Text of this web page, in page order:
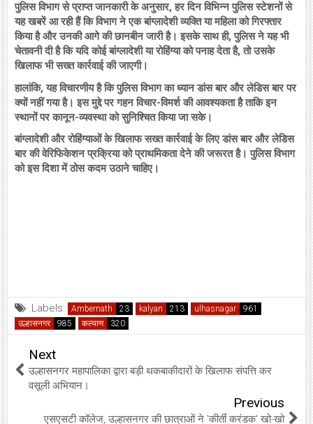
पुलिस विभाग से प्राप्त जानकारी के अनुसार, हर दिन विभिन्न पुलिस स्टेशनों से
यह खबरें आ रही हैं कि विभाग ने एक बांग्लादेशी व्यक्ति या महिला को गिरफ्तार
किया है और उनकी आगे की छानबीन जारी है। इसके साथ ही, पुलिस ने यह भी
चेतावनी दी है कि यदि कोई बांग्लादेशी या रोहिंग्या को पनाह देता है, तो उसके
खिलाफ भी सख्त कार्रवाई की जाएगी।
हालांकि, यह विचारणीय है कि पुलिस विभाग का ध्यान डांस बार और लेडिस बार पर
क्यों नहीं गया है। इस मुद्दे पर गहन विचार-विमर्श की आवश्यकता है ताकि इन
स्थानों पर कानून-व्यवस्था को सुनिश्चित किया जा सके।
बांग्लादेशी और रोहिंग्याओं के खिलाफ सख्त कार्रवाई के लिए डांस बार और लेडिस
बार की वेरिफिकेशन प्रक्रिया को प्राथमिकता देने की जरूरत है। पुलिस विभाग
को इस दिशा में ठोस कदम उठाने चाहिए।
Labels: Ambernath kalyan
ulhasnagar
उल्हासनगर
कल्याण
Next
उल्हासनगर महापालिका द्वारा बड़ी थकबाकीदारों के खिलाफ संपत्ति कर
वसूली अभियान।
Previous
एसएसटी कॉलेज, उल्हासनगर की छात्राओं ने 'कीर्ती करंडक' खो-खो